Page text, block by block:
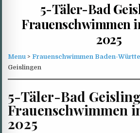
5-Täler-Bad
Frauenschwimmen
2025
Menu >Frauenschwimmen Baden-
Geislingen
5-Täler-Bad
Frauenschwimmen
2025